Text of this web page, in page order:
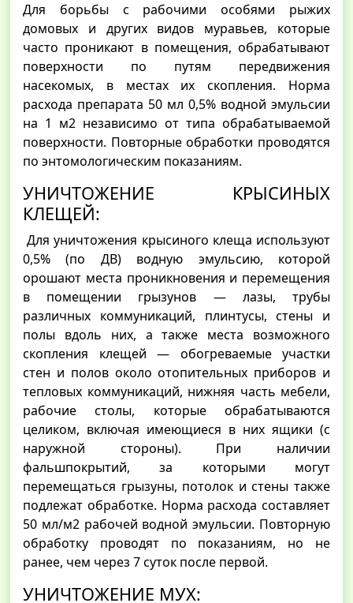
Для борьбы с рабочими особями рыжих
домовых и других видов муравьев, которые
часто проникают в помещения, обрабатывают
поверхности по путям передвижения
насекомых, в местах их скопления. Норма
расхода препарата 50 мл 0,5% водной эмульсии
на 1 м2 независимо от типа обрабатываемой
поверхности. Повторные обработки проводятся
по энтомологическим показаниям.
УНИЧТОЖЕНИЕ КРЫСИНЫХ
КЛЕЩЕЙ:
Для уничтожения крысиного клеща используют
0,5% (по ДВ) водную эмульсию, которой
орошают места проникновения и перемещения
в помещении грызунов — лазы, трубы
различных коммуникаций, плинтусы, стены и
полы вдоль них, а также места возможного
скопления клещей — обогреваемые участки
стен и полов около отопительных приборов и
тепловых коммуникаций, нижняя часть мебели,
рабочие столы, которые обрабатываются
целиком, включая имеющиеся в них ящики (с
наружной стороны). При наличии
фальшпокрытий, за которыми могут
перемещаться грызуны, потолок и стены также
подлежат обработке. Норма расхода составляет
50 мл/м2 рабочей водной эмульсии. Повторную
обработку проводят по показаниям, но не
ранее, чем через 7 суток после первой.
УНИЧТОЖЕНИЕ МУХ: